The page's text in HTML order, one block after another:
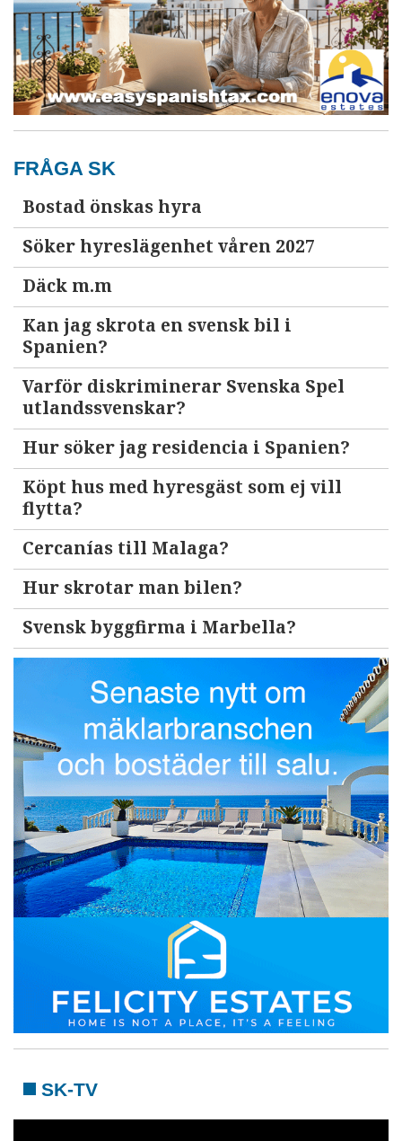
FRÅGA SK
Bostad önskas hyra
Söker hyreslägenhet våren 2027
Däck m.m
Kan jag skrota en svensk bil i
Spanien?
Varför diskriminerar Svenska Spel
utlandssvenskar?
Hur söker jag residencia i Spanien?
Köpt hus med hyresgäst som ej vill
flytta?
Cercanías till Malaga?
Hur skrotar man bilen?
Svensk byggfirma i Marbella?
SK-TV